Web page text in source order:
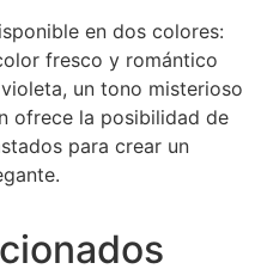
en dos colores:
fresco y romántico
un tono misterioso
ofrece la posibilidad de
para crear un